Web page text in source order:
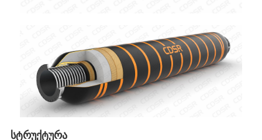
სტრუქტურა